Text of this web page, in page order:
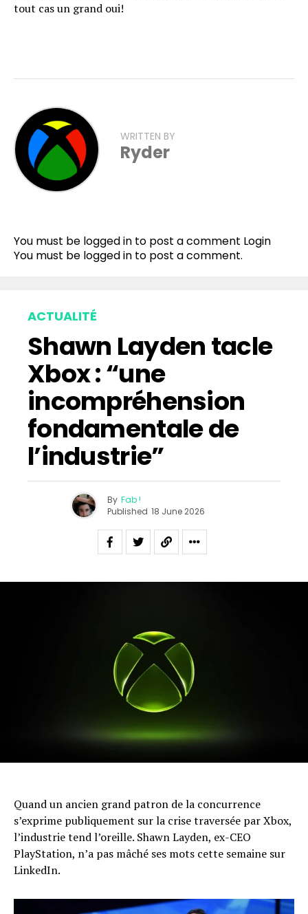
tout cas un grand oui!
WRITTEN BY
Ryder
You must be logged in to post a comment Login
You must be logged in to post a comment.
ACTUALITÉ
Shawn Layden tacle
Xbox : “une
incompréhension
fondamentale de
l’industrie”
By Fab !
Published 18 June 2026
Quand un ancien grand patron de la concurrence
s’exprime publiquement sur la crise traversée par Xbox,
l’industrie tend l’oreille. Shawn Layden, ex-CEO
PlayStation, n’a pas mâché ses mots cette semaine sur
LinkedIn.